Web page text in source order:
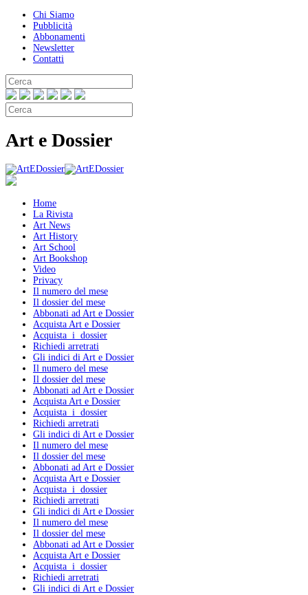
Chi Siamo
Pubblicità
Abbonamenti
Newsletter
Contatti
Art e Dossier
Home
La Rivista
Art News
Art History
Art School
Art Bookshop
Video
Privacy
Il numero del mese
Il dossier del mese
Abbonati ad Art e Dossier
Acquista Art e Dossier
Acquista i dossier
Richiedi arretrati
Gli indici di Art e Dossier
Il numero del mese
Il dossier del mese
Abbonati ad Art e Dossier
Acquista Art e Dossier
Acquista i dossier
Richiedi arretrati
Gli indici di Art e Dossier
Il numero del mese
Il dossier del mese
Abbonati ad Art e Dossier
Acquista Art e Dossier
Acquista i dossier
Richiedi arretrati
Gli indici di Art e Dossier
Il numero del mese
Il dossier del mese
Abbonati ad Art e Dossier
Acquista Art e Dossier
Acquista i dossier
Richiedi arretrati
Gli indici di Art e Dossier